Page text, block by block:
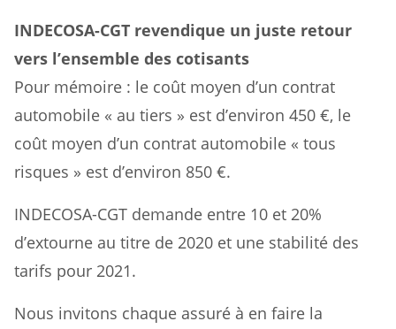
INDECOSA-CGT revendique un juste retour
vers l’ensemble des cotisants
Pour mémoire : le coût moyen d’un contrat
automobile « au tiers » est d’environ 450 €, le
coût moyen d’un contrat automobile « tous
risques » est d’environ 850 €.
INDECOSA-CGT demande entre 10 et 20%
d’extourne au titre de 2020 et une stabilité des
tarifs pour 2021.
Nous invitons chaque assuré à en faire la